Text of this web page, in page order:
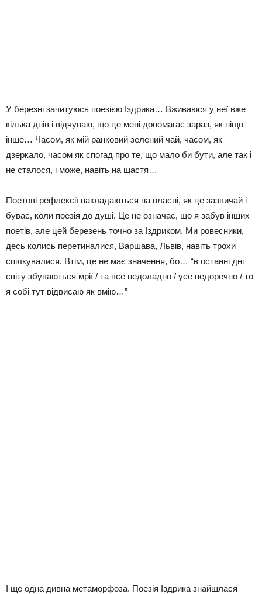
У березні зачитуюсь поезією Іздрика… Вживаюся у неї вже
кілька днів і відчуваю, що це мені допомагає зараз, як ніщо
інше… Часом, як мій ранковий зелений чай, часом, як
дзеркало, часом як спогад про те, що мало би бути, але так і
не сталося, і може, навіть на щастя…
Поетові рефлексії накладаються на власні, як це зазвичай і
буває, коли поезія до душі. Це не означає, що я забув інших
поетів, але цей березень точно за Іздриком. Ми ровесники,
десь колись перетиналися, Варшава, Львів, навіть трохи
спілкувалися. Втім, це не має значення, бо… “в останні дні
світу збуваються мрії / та все недоладно / усе недоречно / то
я собі тут відвисаю як вмію…”
І ще одна дивна метаморфоза. Поезія Іздрика знайшлася